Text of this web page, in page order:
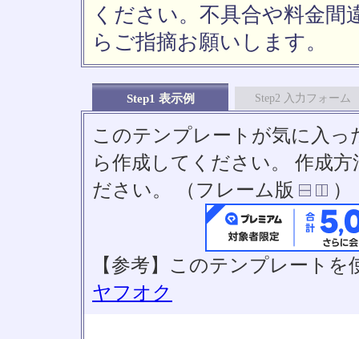
ください。不具合や料金間
らご指摘お願いします。
Step1 表示例 Step2 入力フォーム
このテンプレートが気に入っ
ら作成してください。 作成
ださい。 （フレーム版
）
【参考】このテンプレート
ヤフオク